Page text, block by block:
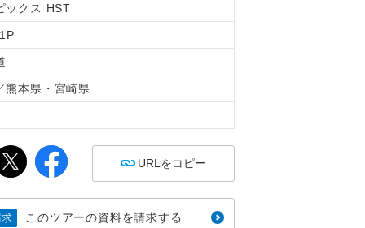
ックス HST
熊本県・宮崎県
URLをコピー
このツアーの資料を請求する